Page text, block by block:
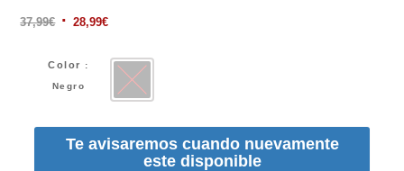
37,99€ El
original
era:
28,99€El
actual
es:
Color :
Negro Negro
Te avisaremos cuando nuevamente
este disponible